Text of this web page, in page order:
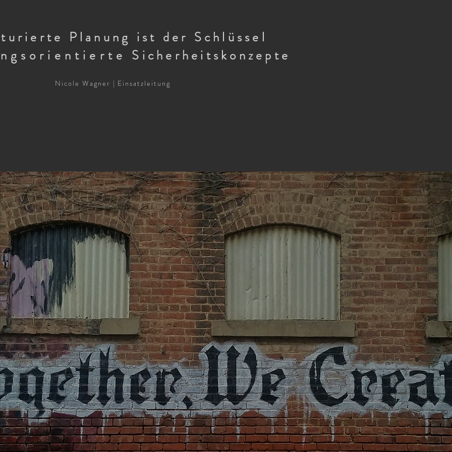
Planung ist der Schlüssel
Sicherheitskonzepte
Nicole Wagner | Einsatzleitung